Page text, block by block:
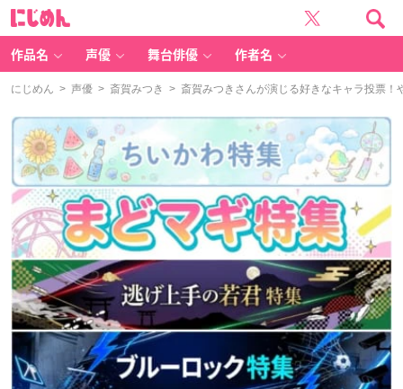
作品名 声優 舞台俳優 作者名
にじめん > 声優 > 斎賀みつき > 斎賀みつきさんが演じる好きなキャラ投票！